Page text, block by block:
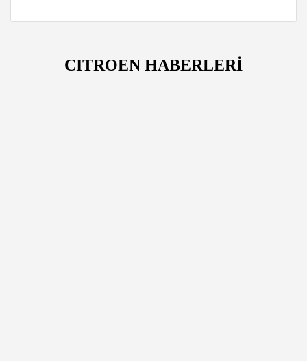
CITROEN HABERLERİ